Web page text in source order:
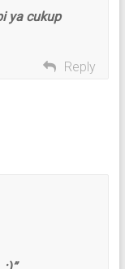
ya cukup
Reply